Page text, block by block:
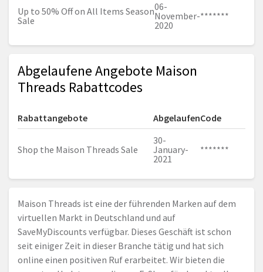
Up to 50% Off on All Items Season
Sale
06-
November-
2020
*******
Abgelaufene Angebote Maison
Threads Rabattcodes
Rabattangebote AbgelaufenCode
Shop the Maison Threads Sale
30-
January-
2021
*******
Maison Threads ist eine der führenden Marken auf dem
virtuellen Markt in Deutschland und auf
SaveMyDiscounts verfügbar. Dieses Geschäft ist schon
seit einiger Zeit in dieser Branche tätig und hat sich
online einen positiven Ruf erarbeitet. Wir bieten die